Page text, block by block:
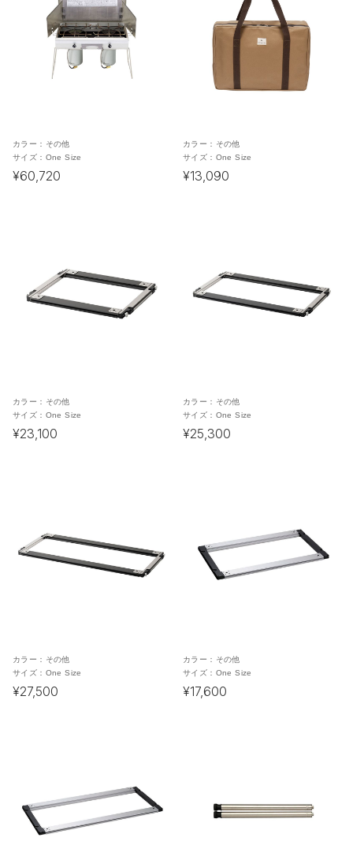
カラー： その他
サイズ： One Size
¥60,720
カラー： その他
サイズ： One Size
¥13,090
カラー： その他
サイズ： One Size
¥23,100
カラー： その他
サイズ： One Size
¥25,300
カラー： その他
サイズ： One Size
¥27,500
カラー： その他
サイズ： One Size
¥17,600